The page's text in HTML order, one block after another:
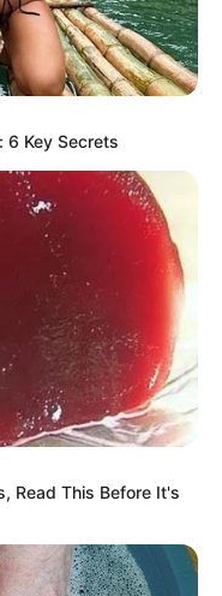
LAINNYA
6 Key Secrets
Read This Before It's